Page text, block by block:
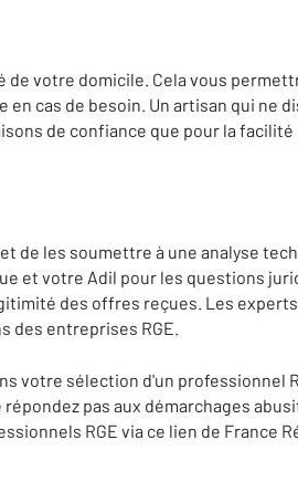
votre domicile. Cela vous
cas de besoin. Un artisan qui ne
de confiance que pour la
de les soumettre à une analyse
et votre Adil pour les questions
des offres reçues. Les
des entreprises RGE.
votre sélection d'un professionnel
pas aux démarchages
RGE via ce lien de France